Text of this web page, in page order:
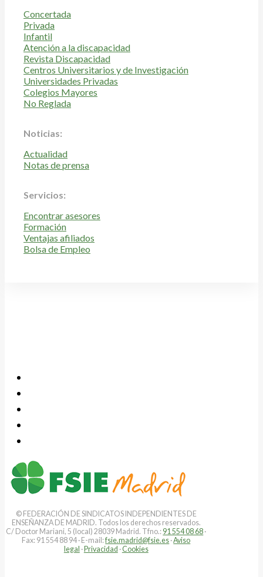
Concertada
Privada
Infantil
Atención a la discapacidad
Revista Discapacidad
Centros Universitarios y de Investigación
Universidades Privadas
Colegios Mayores
No Reglada
Noticias:
Actualidad
Notas de prensa
Servicios:
Encontrar asesores
Formación
Ventajas afiliados
Bolsa de Empleo
© FEDERACIÓN DE SINDICATOS INDEPENDIENTES DE
ENSEÑANZA DE MADRID. Todos los derechos reservados.
C/ Doctor Mariani, 5 (local) 28039 Madrid. Tfno.: 91 554 08 68 ·
Fax: 91 554 88 94 · E-mail:fsie.madrid@fsie.es ·Aviso
legal ·Privacidad · Cookies